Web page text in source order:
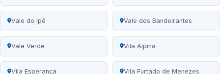
Vale do Ipê Vale dos Bandeirantes
Vale Verde Vila Alpina
Vila Esperança Vila Furtado de Menezes